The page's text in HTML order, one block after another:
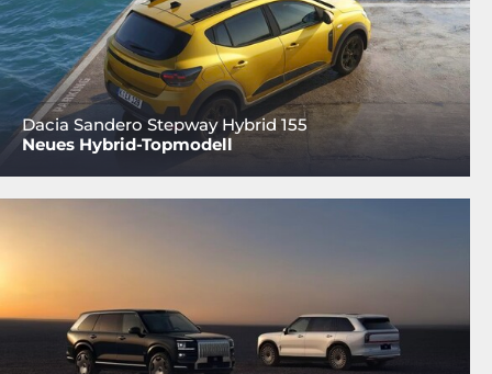
Dacia Sandero Stepway Hybrid 155
Neues Hybrid-Topmodell